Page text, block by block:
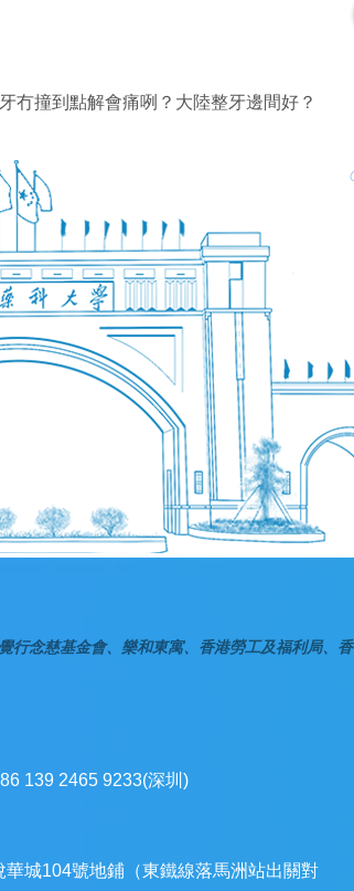
冇撞到點解會痛咧？大陸整牙邊間好？
行念慈基金會、樂和東寓、香港勞工及福利局、香
139 2465 9233(深圳)
城104號地鋪（東鐵線落馬洲站出關對